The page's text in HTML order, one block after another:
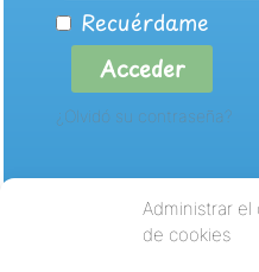
Administrar
de cookies
Recuérdame
Acceder
¿Olvidó su contraseña?